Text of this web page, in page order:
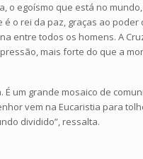
o egoísmo que está no
o rei da paz, graças ao poder
entre todos os homens. A
mais forte do que a
um grande mosaico de
vem na Eucaristia para
dividido”, ressalta.